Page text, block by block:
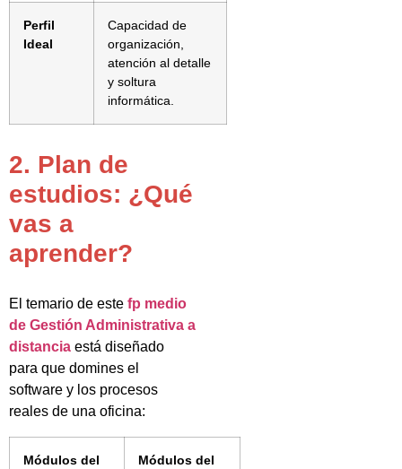
Perfil
Ideal
Capacidad de
organización,
atención al detalle
y soltura
informática.
2. Plan de
estudios: ¿Qué
vas a
aprender?
El temario de este fp medio
de Gestión Administrativa a
distancia está diseñado
para que domines el
software y los procesos
reales de una oficina:
Módulos del
Módulos del